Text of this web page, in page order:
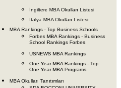
İngiltere MBA Okulları Listesi
İtalya MBA Okulları Listesi
MBA Rankings - Top Business Schools
Forbes MBA Rankings - Business
School Rankings Forbes
USNEWS MBA Rankings
One Year MBA Rankings - Top
One Year MBA Programs
MBA Okulları Tanıtımları